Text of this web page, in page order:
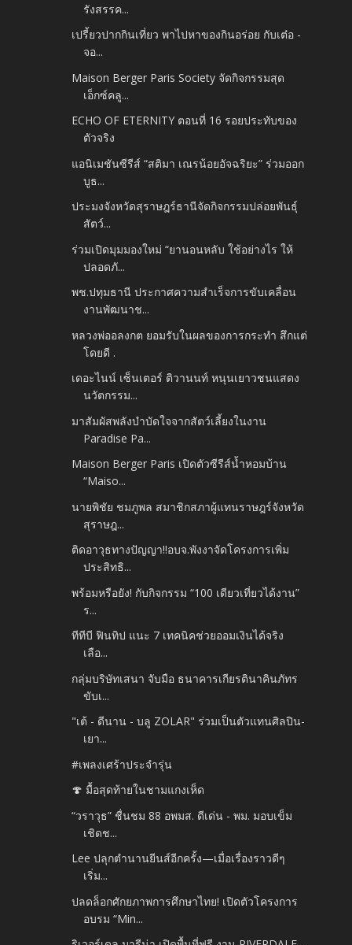
รังสรรค...
เปรี้ยวปากกินเที่ยว พาไปหาของกินอร่อย กับเต๋อ -
จอ...
Maison Berger Paris Society จัดกิจกรรมสุด
เอ็กซ์คลู...
ECHO OF ETERNITY ตอนที่ 16 รอยประทับของ
ตัวจริง
แอนิเมชันซีรีส์ “สติมา เณรน้อยอัจฉริยะ” ร่วมออก
บูธ...
ประมงจังหวัดสุราษฎร์ธานีจัดกิจกรรมปล่อยพันธุ์
สัตว์...
ร่วมเปิดมุมมองใหม่ “ยานอนหลับ ใช้อย่างไร ให้
ปลอดภั...
พช.ปทุมธานี ประกาศความสำเร็จการขับเคลื่อน
งานพัฒนาช...
หลวงพ่ออลงกต ยอมรับในผลของการกระทำ สึกแต่
โดยดี .
เดอะไนน์ เซ็นเตอร์ ติวานนท์ หนุนเยาวชนแสดง
นวัตกรรม...
มาสัมผัสพลังบำบัดใจจากสัตว์เลี้ยงในงาน
Paradise Pa...
Maison Berger Paris เปิดตัวซีรีส์น้ำหอมบ้าน
“Maiso...
นายพิชัย ชมภูพล สมาชิกสภาผู้แทนราษฎร์จังหวัด
สุราษฎ...
ติดอาวุธทางปัญญา!!อบจ.พังงาจัดโครงการเพิ่ม
ประสิทธิ...
พร้อมหรือยัง! กับกิจกรรม “100 เดียวเที่ยวได้งาน”
ร...
ทีทีบี ฟินทิป แนะ 7 เทคนิคช่วยออมเงินได้จริง
เลือ...
กลุ่มบริษัทเสนา จับมือ ธนาคารเกียรตินาคินภัทร
ขับเ...
"เต้ - ดีนาน - บลู ZOLAR" ร่วมเป็นตัวแทนศิลปิน-
เยา...
#เพลงเศร้าประจำรุ่น
🍄 มื้อสุดท้ายในชามแกงเห็ด
“วราวุธ” ชื่นชม 88 อพมส. ดีเด่น - พม. มอบเข็ม
เชิดช...
Lee ปลุกตำนานยีนส์อีกครั้ง—เมื่อเรื่องราวดีๆ
เริ่ม...
ปลดล็อกศักยภาพการศึกษาไทย! เปิดตัวโครงการ
อบรม “Min...